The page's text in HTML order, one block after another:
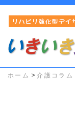
ホーム >介護コラム